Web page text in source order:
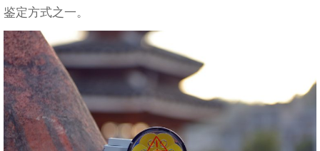
鉴定方式之一。